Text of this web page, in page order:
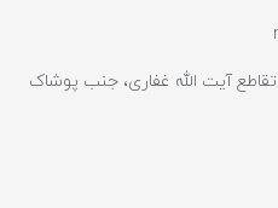
تقاطع آیت الله غفاری، جنب پوشاک